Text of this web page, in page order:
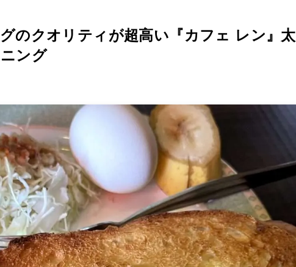
グのクオリティが超高い『カフェ レン』太
ング